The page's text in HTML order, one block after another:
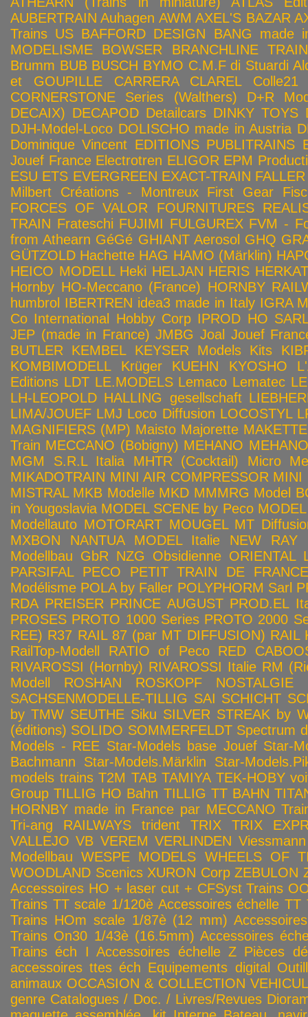
AUBERTRAIN Auhagen AWM AXEL'S BAZAR
Trains US BAFFORD DESIGN
BANG made
MODELISME
BOWSER
BRANCHLINE
Brumm BUB BUSCH BYMO C.M.F di Stuardi
et GOUPILLE
CARRERA CLAREL
Colle21
CORNERSTONE Series (Walthers)
D+R
DECAIX) DECAPOD Detailcars DINKY TOYS
DJH-Model-Loco DOLISCHO made in Austria
Dominique Vincent EDITIONS PUBLITRAINS
Jouef France Electrotren ELIGOR EPM
ESU ETS EVERGREEN EXACT-TRAIN FALLER
Milbert Créations - Montreux First Gear
FORCES OF VALOR
FOURNITURES
TRAIN Frateschi FUJIMI FULGUREX FVM -
from Athearn GéGé GHIANT Aerosol GHQ
GÜTZOLD Hachette HAG HAMO (Märklin)
HEICO MODELL Heki HELJAN HERIS HERKAT
Hornby HO-Meccano (France) HORNBY
humbrol IBERTREN idea3 made in Italy IGRA
Co International Hobby Corp IPROD HO
JEP (made in France) JMBG Joal Jouef
BUTLER
KEMBEL KEYSER Models Kits
KOMBIMODELL
Krüger KUEHN KYOSHO
Editions LDT LE.MODELS Lemaco Lematec
LH-LEOPOLD HALLING gesellschaft
LIMA/JOUEF LMJ Loco Diffusion LOCOSTYL
MAGNIFIERS (MP) Maisto Majorette MAKETTE
Train MECCANO (Bobigny) MEHANO
MGM S.R.L Italia
MHTR (Cocktail)
Micro
MIKADOTRAIN MINI AIR COMPRESSOR MINI
MISTRAL MKB Modelle MKD MMMRG Model
in Yougoslavia MODEL SCENE by Peco
Modellauto MOTORART MOUGEL MT
MXBON
NANTUA MODEL Italie NEW RAY
Modellbau GbR NZG Obsidienne ORIENTAL
PARSIFAL
PECO
PETIT TRAIN DE FRANCE
Modélisme POLA by Faller POLYPHORM Sarl
RDA PREISER PRINCE AUGUST PROD.EL
PROSES PROTO 1000 Series PROTO 2000
REE) R37 RAIL 87 (par MT DIFFUSION) RAIL
RailTop-Modell
RATIO of Peco
RED
RIVAROSSI (Hornby) RIVAROSSI Italie RM
Modell
ROSHAN ROSKOPF NOSTALGIE
SACHSENMODELLE-TILLIG SAI SCHICHT
by TMW SEUTHE Siku SILVER STREAK by
(éditions) SOLIDO SOMMERFELDT Spectrum
Models - REE Star-Models base Jouef Star-
Bachmann
Star-Models.Märklin
Star-
models trains T2M TAB TAMIYA TEK-HOBY
Group TILLIG HO Bahn TILLIG TT BAHN
HORNBY made in France par MECCANO
Tri-ang RAILWAYS
trident TRIX
TRIX
VALLEJO VB VEREM VERLINDEN Viessmann
Modellbau WESPE MODELS WHEELS OF
WOODLAND Scenics XURON Corp ZEBULON
Accessoires HO + laser cut + CFSyst Trains
Trains TT scale 1/120è Accessoires échelle TT
Trains HOm scale 1/87è (12 mm)
Trains On30 1/43è (16.5mm) Accessoires
Trains éch I Accessoires échelle Z Pièces
accessoires ttes éch Equipements digital
animaux OCCASION & COLLECTION
genre Catalogues / Doc. / Livres/Revues